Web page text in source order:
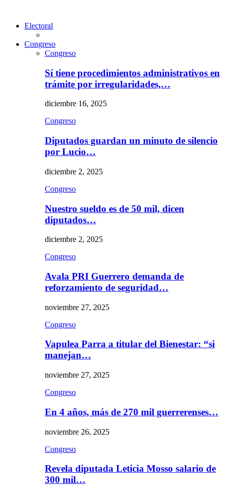
Electoral
Congreso
Congreso
Sí tiene procedimientos administrativos en
trámite por irregularidades,…
diciembre 16, 2025
Congreso
Diputados guardan un minuto de silencio
por Lucio…
diciembre 2, 2025
Congreso
Nuestro sueldo es de 50 mil, dicen
diputados…
diciembre 2, 2025
Congreso
Avala PRI Guerrero demanda de
reforzamiento de seguridad…
noviembre 27, 2025
Congreso
Vapulea Parra a titular del Bienestar: “si
manejan…
noviembre 27, 2025
Congreso
En 4 años, más de 270 mil guerrerenses…
noviembre 26, 2025
Congreso
Revela diputada Leticia Mosso salario de
300 mil…